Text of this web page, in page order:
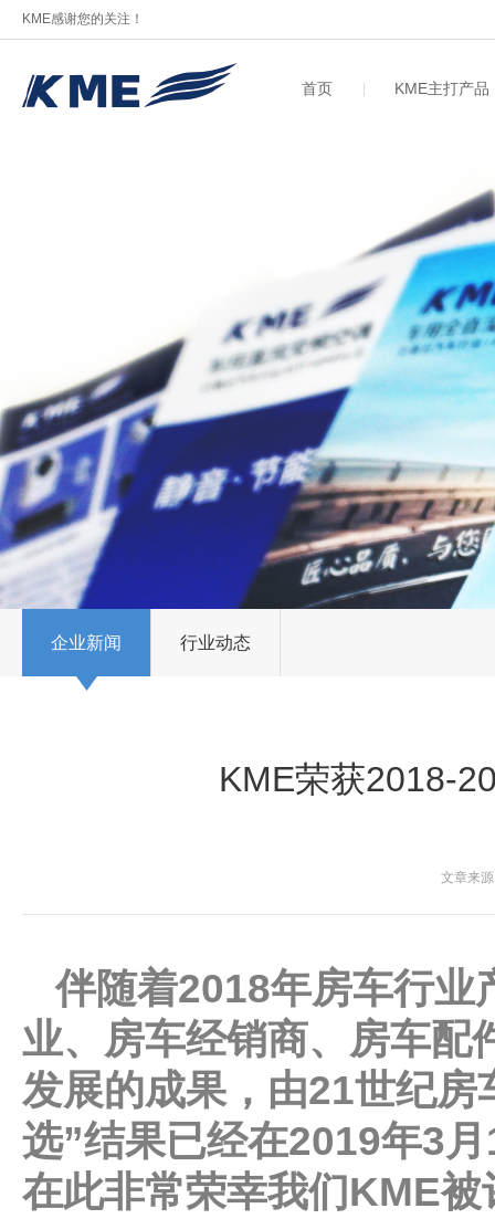
KME感谢您的关注！
首页 KME主打产品
企业新闻 行业动态
KME荣获2018-
文章来
伴随着2018年房车行业
业、房车经销商、房车配
发展的成果，由21世纪
选”结果已经在2019年3
在此非常荣幸我们KME